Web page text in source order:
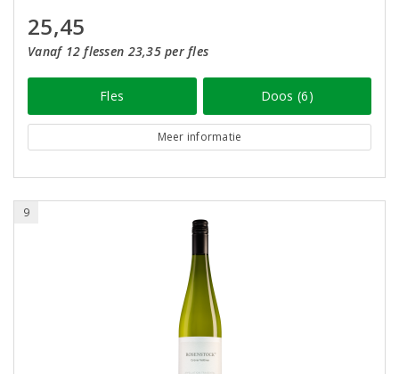
25,45
Vanaf 12 flessen 23,35 per fles
Fles Doos (6)
Meer informatie
9